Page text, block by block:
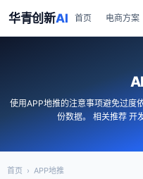
华青创新AI 首页 电商方案
使用APP地推的注意事项避免过度
份数据。 相关推荐 开
首页 › APP地推